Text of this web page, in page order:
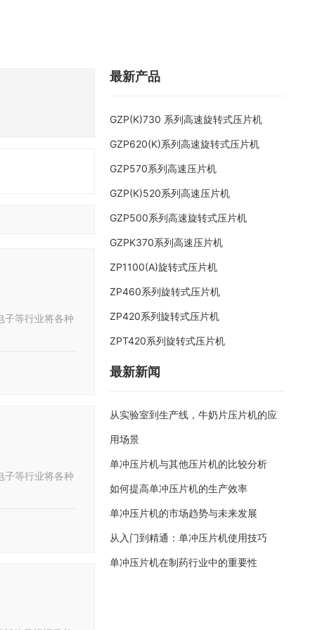
子等行业将各种
子等行业将各种
最新产品
GZP(K)730 系列高速旋转式压片机
GZP620(K)系列高速旋转式压片机
GZP570系列高速压片机
GZP(K)520系列高速压片机
GZP500系列高速旋转式压片机
GZPK370系列高速压片机
ZP1100(A)旋转式压片机
ZP460系列旋转式压片机
ZP420系列旋转式压片机
ZPT420系列旋转式压片机
最新新闻
从实验室到生产线，牛奶片压片机的应
用场景
单冲压片机与其他压片机的比较分析
如何提高单冲压片机的生产效率
单冲压片机的市场趋势与未来发展
从入门到精通：单冲压片机使用技巧
单冲压片机在制药行业中的重要性